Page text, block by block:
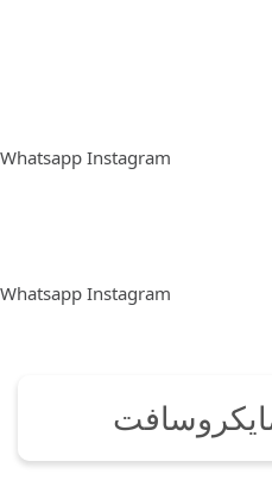
Whatsapp Instagram
Whatsapp Instagram